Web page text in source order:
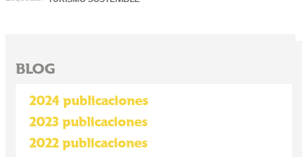
BLOG
2024 publicaciones
2023 publicaciones
2022 publicaciones